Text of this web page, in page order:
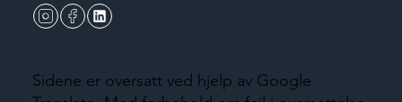
Sidene er oversatt ved hjelp av Google